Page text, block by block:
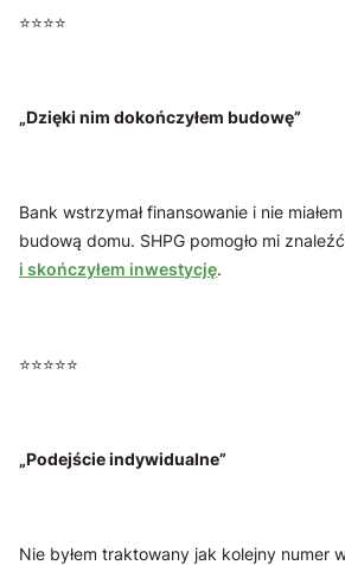
⭐️⭐️⭐️⭐️
„Dzięki nim dokończyłem budowę”
Bank wstrzymał finansowanie i nie
budową domu. SHPG pomogło mi
i skończyłem inwestycję.
⭐️⭐️⭐️⭐️⭐️
„Podejście indywidualne”
Nie byłem traktowany jak kolejny numer